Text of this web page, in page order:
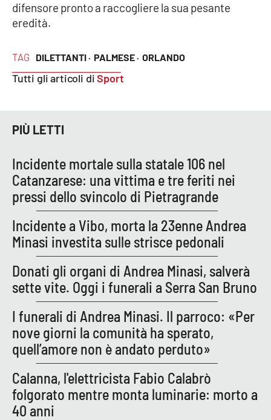
Catanzaro
Vibo Valentia
Cosenza
Lamezia Terme
PROGETTI
Buona Sanità Calabria
LA
CALABRIAVISIONE
Destinazioni
Eventi
Food
Storie
TAG DILETTANTI · PALMESE · ORLANDO
Tutti gli articoli diSport
difensore pronto a raccogliere la sua pesante
eredità.
PIÙ LETTI
Incidente mortale sulla statale 106 nel
Catanzarese: una vittima e tre feriti nei
pressi dello svincolo di Pietragrande
Incidente a Vibo, morta la 23enne Andrea
Minasi investita sulle strisce pedonali
Donati gli organi di Andrea Minasi, salverà
sette vite. Oggi i funerali a Serra San Bruno
I funerali di Andrea Minasi. Il parroco: «Per
nove giorni la comunità ha sperato,
quell’amore non è andato perduto»
Calanna, l'elettricista Fabio Calabrò
folgorato mentre monta luminarie: morto a
40 anni